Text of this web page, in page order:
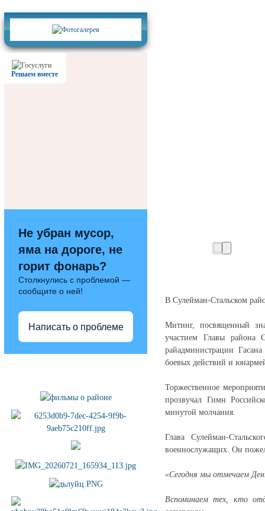
Решаем вместе
Не убран мусор,
яма на дороге, не
горит фонарь?
Столкнулись с проблемой —
сообщите о ней!
Написать о проблеме
В Сулейман-Стальском
Митинг, посвященный
участием Главы района
райадминистрации
боевых действий и
Торжественное
прозвучал Гимн
минутой молчания.
Глава Сулейман-
военнослужащих. Он
«Сегодня мы отмечаем
Вспоминаем тех, кто